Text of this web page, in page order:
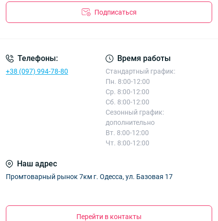
Подписаться
Телефоны:
+38 (097) 994-78-80
Время работы
Стандартный график:
Пн. 8:00-12:00
Ср. 8:00-12:00
Сб. 8:00-12:00
Сезонный график:
дополнительно
Вт. 8:00-12:00
Чт. 8:00-12:00
Наш адрес
Промтоварный рынок 7км г. Одесса, ул. Базовая 17
Перейти в контакты